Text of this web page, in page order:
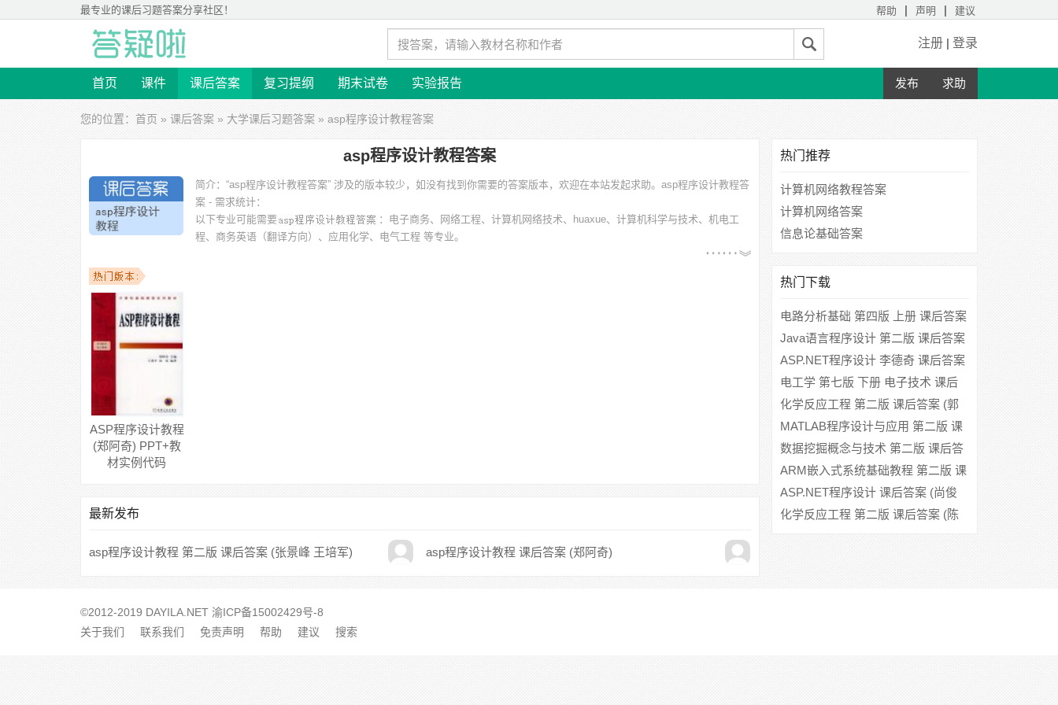
最专业的课后习题答案分享社区！ 帮助 | 声明 | 建议
注册 | 登录
首页 课件 课后答案 复习提纲 期末试卷 实验报告 发布 求助
您的位置： 首页 » 课后答案 » 大学课后习题答案 » asp程序设计教程答案
asp程序设计教程答案
简介： “asp程序设计教程答案” 涉及的版本较少，如没有找到你需要的答案版本，欢迎在本站发起求助。 asp程序设计教程答
案 - 需求统计：
以下专业可能需要
：电子商务、网络工程、计算机网络技术、huaxue、计算机科学与技术、机电工
程、商务英语（翻译方向）、应用化学、电气工程 等专业。
：华南理工大学、临沧师范高等专科学校、宾夕法尼亚大学沃顿商学院、杨州大学、华侨大学、浙江理
工大学、云南师范大学、吉林农业大学 等。
ASP程序设计教程
(郑阿奇) PPT+教
材实例代码
最新发布
asp程序设计教程 第二版 课后答案 (张景峰 王培军) asp程序设计教程 课后答案 (郑阿奇)
热门推荐
计算机网络教程答案
计算机网络答案
信息论基础答案
热门下载
电路分析基础 第四版 上册 课后答案
(李瀚荪)
Java语言程序设计 第二版 课后答案
(谭浩强 李尊朝 苏军)
ASP.NET程序设计 李德奇 课后答案
电工学 第七版 下册 电子技术 课后
答案 (秦曾煌)
化学反应工程 第二版 课后答案 (郭
锴)
MATLAB程序设计与应用 第二版 课
后答案 (刘卫国)
数据挖掘概念与技术 第二版 课后答
案 (Micheline Kamber)
ARM嵌入式系统基础教程 第二版 课
后答案 (周立功)
ASP.NET程序设计 课后答案 (尚俊
杰)
化学反应工程 第二版 课后答案 (陈
©2012-2019 DAYILA.NET 渝ICP备15002429号-8
关于我们
联系我们 免责声明 帮助 建议 搜索